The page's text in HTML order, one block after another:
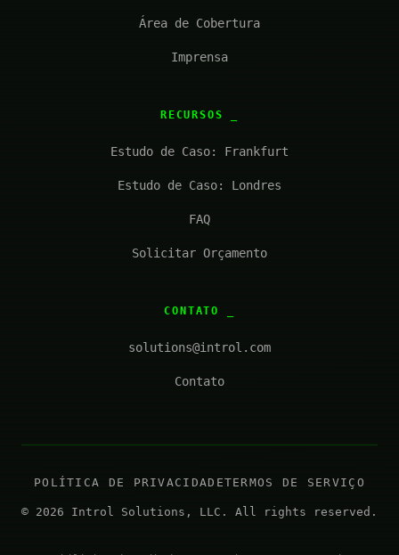
Área de Cobertura
Imprensa
RECURSOS
Estudo de Caso: Frankfurt
Estudo de Caso: Londres
FAQ
Solicitar Orçamento
CONTATO
solutions@introl.com
Contato
POLÍTICA DE PRIVACIDADETERMOS DE SERVIÇO
© 2026 Introl Solutions, LLC. All rights reserved.